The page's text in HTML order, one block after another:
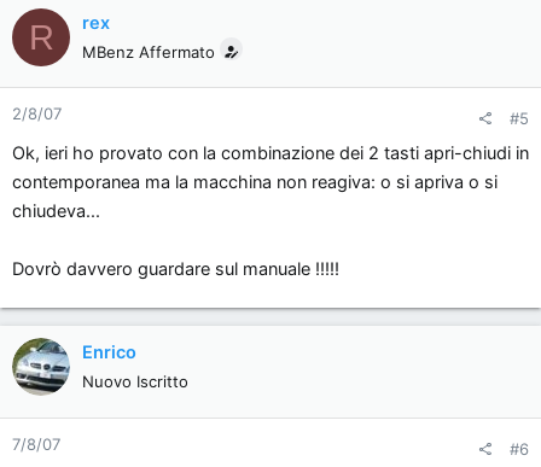
R rex
MBenz Affermato
2/8/07 #5
Ok, ieri ho provato con la combinazione dei 2 tasti apri-chiudi in
contemporanea ma la macchina non reagiva: o si apriva o si
chiudeva...
Dovrò davvero guardare sul manuale !!!!!
Enrico
Nuovo Iscritto
7/8/07 #6